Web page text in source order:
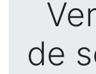
de